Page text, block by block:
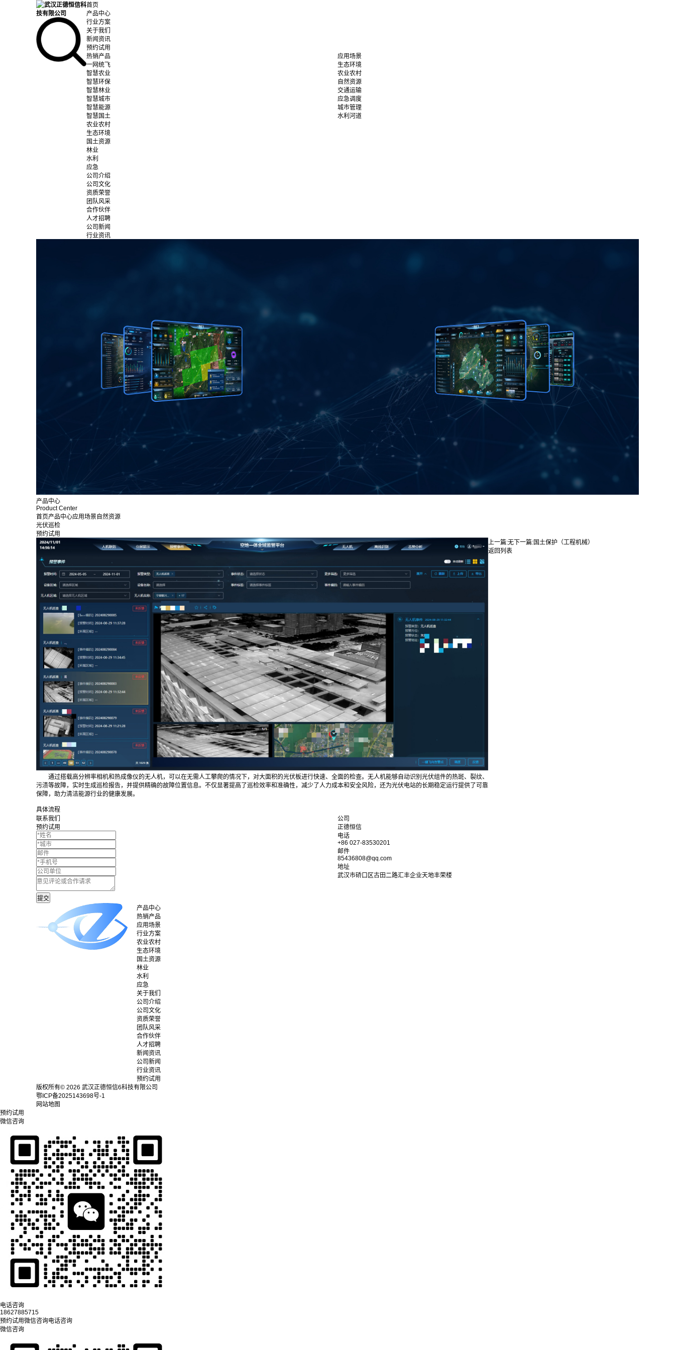
首页
产品中心
行业方案
关于我们
新闻资讯
预约试用
热销产品
一网统飞
智慧农业
智慧环保
智慧林业
智慧城市
智慧能源
智慧国土
应用场景
生态环境
农业农村
自然资源
交通运输
应急调度
城市管理
水利河道
农业农村
生态环境
国土资源
林业
水利
应急
公司介绍
公司文化
资质荣誉
团队风采
合作伙伴
人才招聘
公司新闻
行业资讯
产品中心
Product Center
首页产品中心应用场景自然资源
光伏巡检
预约试用
通过搭载高分辨率相机和热成像仪的无人机，可以在无需人工攀爬的情况下，对大面积的光伏板进行快速、全面的检查。无人机能够自动识别光伏组件的热斑、裂纹、
污渍等故障，实时生成巡检报告，并提供精确的故障位置信息。不仅显著提高了巡检效率和准确性，减少了人力成本和安全风险，还为光伏电站的长期稳定运行提供了可靠
保障，助力清洁能源行业的健康发展。
具体流程
上一篇:无下一篇:国土保护（工程机械）
返回列表
联系我们
预约试用
公司
正德恒信
电话
+86 027-83530201
邮件
85436808@qq.com
地址
武汉市硚口区古田二路汇丰企业天地丰荣楼
产品中心
热销产品
应用场景
行业方案
农业农村
生态环境
国土资源
林业
水利
应急
关于我们
公司介绍
公司文化
资质荣誉
团队风采
合作伙伴
人才招聘
新闻资讯
公司新闻
行业资讯
预约试用
版权所有© 2026 武汉正德恒信6科技有限公司
鄂ICP备2025143698号-1
网站地图
预约试用
微信咨询
电话咨询
18627885715
预约试用微信咨询电话咨询
微信咨询